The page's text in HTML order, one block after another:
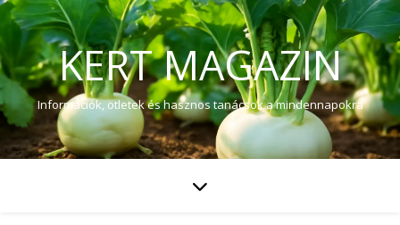
KERT MAGAZIN
Információk, ötletek és hasznos tanácsok a mindennapokra